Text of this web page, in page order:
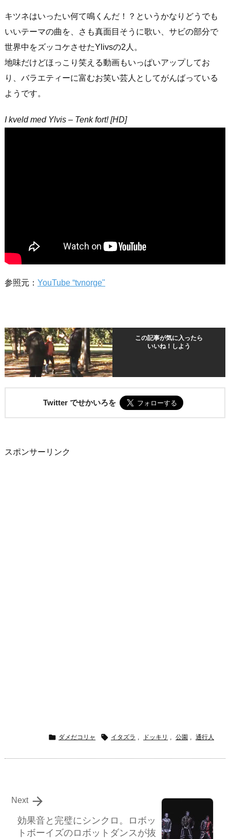
キツネはいったい何て鳴くんだ！？というかなりどうでも
いいテーマの曲を、さも真面目そうに歌い、サビの部分で
世界中をズッコケさせたYlivsの2人。
地味だけどほっこり笑える動画もいっぱいアップしてお
り、バラエティーに富むお笑い芸人としてがんばっている
ようです。
I kveld med Ylvis – Tenk fort! [HD]
参照元： YouTube “tvnorge"
この記事が気に入ったら
いいね！しよう
Twitter でせかいろを
スポンサーリンク
 ダメだコリャ  イタズラ , ドッキリ , 公園 , 通行人
効果音と完璧にシンクロ。ロボッ
トボーイズのロボットダンスが抜

Next